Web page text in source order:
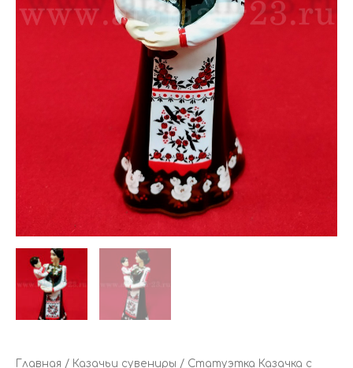
Главная / Казачьи сувениры / Статуэтка Казачка с